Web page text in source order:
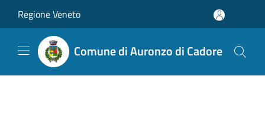
Regione Veneto
Comune di Auronzo di Cadore